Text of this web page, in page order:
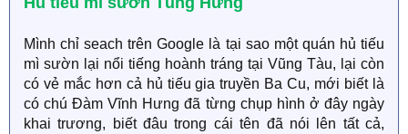
Mình chỉ seach trên Google là tại sao một quán hủ tiếu
mì sườn lại nổi tiếng hoành tráng tại Vũng Tàu, lại còn
có vẻ mắc hơn cả hủ tiếu gia truyền Ba Cu, mới biết là
có chú Đàm Vĩnh Hưng đã từng chụp hình ở đây ngày
khai trương, biết đâu trong cái tên đã nói lên tất cả,